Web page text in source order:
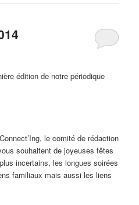
édition de notre périodique
le comité de rédaction
souhaitent de joyeuses fêtes
incertains, les longues soirées
familiaux mais aussi les liens